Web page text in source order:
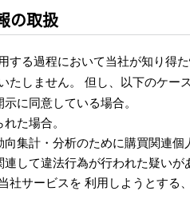
の取扱
する過程において当社が知り得
たしません。 但し、以下のケー
に同意している場合。
た場合。
向集計・分析のために購買関連
連して違法行為が行われた疑い
社サービスを 利用しようとする